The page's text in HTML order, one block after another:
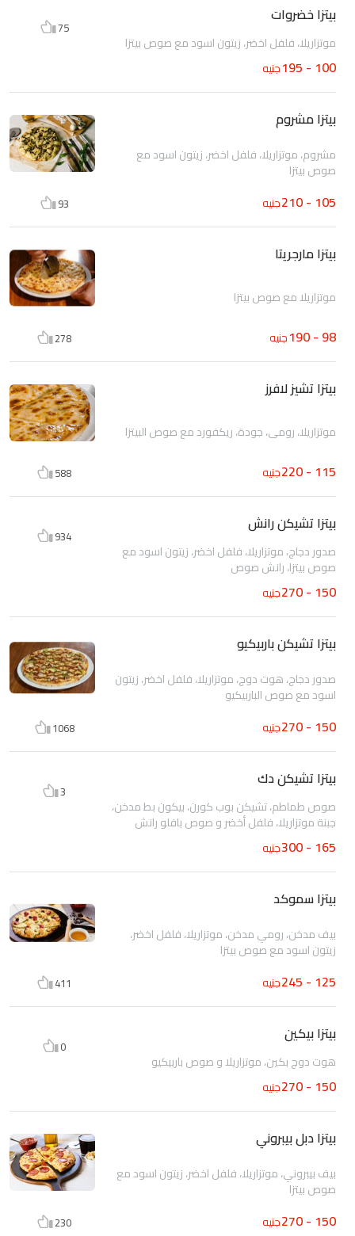
بيتزا خضروات
موتزاريلا، فلفل اخضر، زيتون اسود مع صوص بيتزا
100 - 195 جنيه
75
بيتزا مشروم
مشروم، موتزاريلا، فلفل اخضر، زيتون اسود مع
صوص بيتزا
105 - 210 جنيه 93
بيتزا مارجريتا
موتزاريلا مع صوص بيتزا
98 - 190 جنيه 278
بيتزا تشيز لافرز
موتزاريلا، رومي، جودة، ريكفورد مع صوص البيتزا
115 - 220 جنيه 588
بيتزا تشيكن رانش
صدور دجاج، موتزاريلا، فلفل اخضر، زيتون اسود مع
صوص بيتزا، رانش صوص
150 - 270 جنيه
934
بيتزا تشيكن باربيكيو
صدور دجاج، هوت دوج، موتزاريلا، فلفل اخضر، زيتون
اسود مع صوص الباربيكيو
150 - 270 جنيه 1068
بيتزا تشيكن دك
صوص طماطم، تشيكن بوب كورن، بيكون بط مدخن،
جبنة موتزاريلا، فلفل أخضر و صوص بافلو رانش
165 - 300 جنيه
3
بيتزا سموكد
بيف مدخن، رومي مدخن، موتزاريلا، فلفل اخضر،
زيتون اسود مع صوص بيتزا
125 - 245 جنيه 411
بيتزا بيكين
هوت دوج بكين، موتزاريلا و صوص باربيكيو
150 - 270 جنيه
0
بيتزا دبل بيبروني
بيف بيبروني، موتزاريلا، فلفل اخضر، زيتون اسود مع
صوص بيتزا
150 - 270 جنيه 230